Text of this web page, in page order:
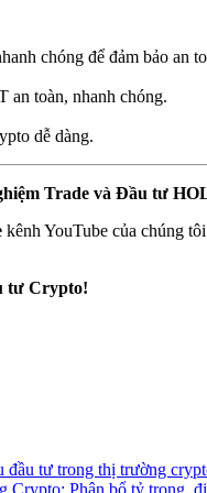
chóng để đảm bảo an
an toàn, nhanh chóng.
dễ dàng.
Trade và Đầu tư
kênh YouTube của chúng
tư Crypto!
đầu tư trong thị trường
Crypto: Phân bổ tỷ trọng,